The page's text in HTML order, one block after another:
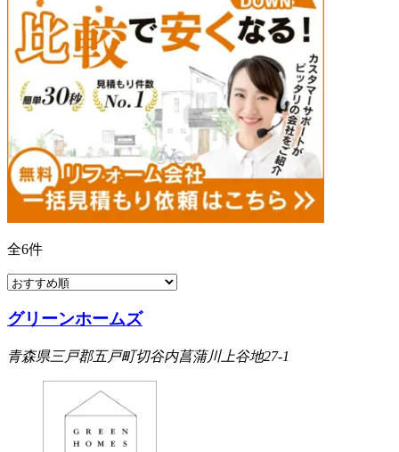
全6件
グリーンホームズ
青森県三戸郡五戸町切谷内菖蒲川上谷地27-1